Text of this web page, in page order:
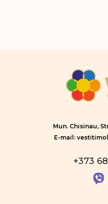
Mun. Chisinau,
E-mail:
+373